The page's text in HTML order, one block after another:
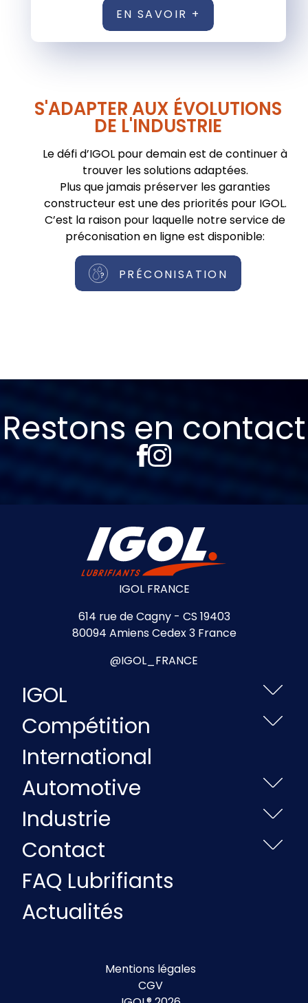
EN SAVOIR +
S'ADAPTER AUX ÉVOLUTIONS
DE L'INDUSTRIE
Le défi d’IGOL pour demain est de continuer à
trouver les solutions adaptées.
Plus que jamais préserver les garanties
constructeur est une des priorités pour IGOL.
C’est la raison pour laquelle notre service de
préconisation en ligne est disponible:
PRÉCONISATION
Restons en contact
IGOL FRANCE
614 rue de Cagny - CS 19403
80094 Amiens Cedex 3 France
@IGOL_FRANCE
IGOL
Compétition
International
Automotive
Industrie
Contact
FAQ Lubrifiants
Actualités
Mentions légales
CGV